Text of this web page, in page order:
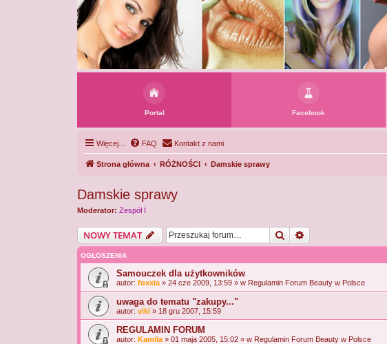
Portal Facebook
Więcej… FAQ Kontakt z nami
Strona główna RÓŻNOŚCI Damskie sprawy
Damskie sprawy
Moderator: Zespół I
NOWY TEMAT Szukaj
OGŁOSZENIA
Samouczek dla użytkowników
autor: foxxia » 24 cze 2009, 13:59 » w Regulamin Forum Beauty w Polsce
uwaga do tematu "zakupy..."
autor: viki » 18 gru 2007, 15:59
REGULAMIN FORUM
autor: Kamila » 01 maja 2005, 15:02 » w Regulamin Forum Beauty w Polsce